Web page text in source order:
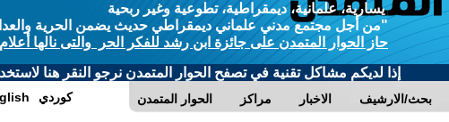
يسارية، علمانية، ديمقراطية، تطوعية وغير ربحية
"من أجل مجتمع مدني علماني ديمقراطي حديث يضمن الحرية
حاز الحوار المتمدن على جائزة ابن رشد للفكر الحر والتى نالها
إذا لديكم مشاكل تقنية في تصفح الحوار المتمدن نرجو النقر هنا
الحوار المتمدن مراكز الاخبار بحث/الارشيف كوردي